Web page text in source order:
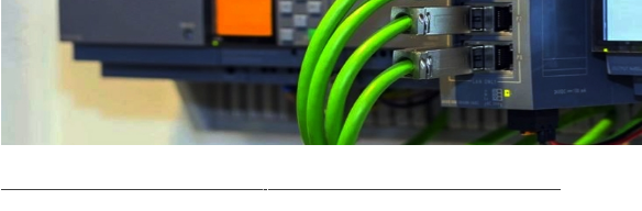
—————————————————-———————————————————